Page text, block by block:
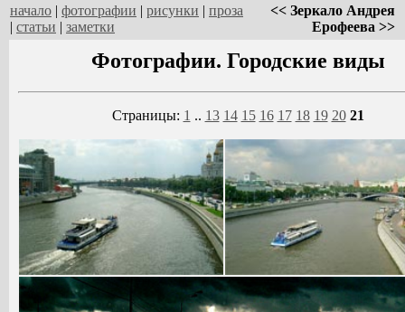
начало | фотографии | рисунки | проза
| статьи | заметки
<< Зеркало Андрея
Ерофеева >>
Фотографии. Городские виды
Страницы: 1 .. 13 14 15 16 17 18 19 20 21